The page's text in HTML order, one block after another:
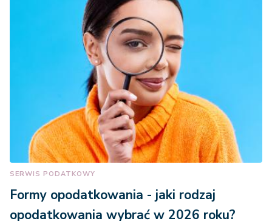
SERWIS PODATKOWY
Formy opodatkowania - jaki rodzaj
opodatkowania wybrać w 2026 roku?